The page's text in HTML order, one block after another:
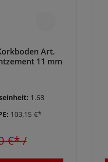
Art.
11 mm
1.68
103,15 €*
€*/